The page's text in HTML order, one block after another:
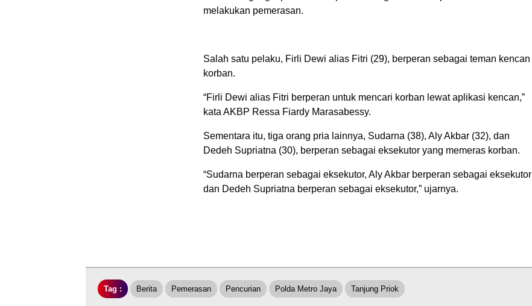
melakukan pemerasan.
Salah satu pelaku, Firli Dewi alias Fitri (29), berperan sebagai teman kencan
korban.
“Firli Dewi alias Fitri berperan untuk mencari korban lewat aplikasi kencan,”
kata AKBP Ressa Fiardy Marasabessy.
Sementara itu, tiga orang pria lainnya, Sudarna (38), Aly Akbar (32), dan
Dedeh Supriatna (30), berperan sebagai eksekutor yang memeras korban.
“Sudarna berperan sebagai eksekutor, Aly Akbar berperan sebagai eksekutor
dan Dedeh Supriatna berperan sebagai eksekutor,” ujarnya.
Tag : Berita Pemerasan Pencurian Polda Metro Jaya Tanjung Priok